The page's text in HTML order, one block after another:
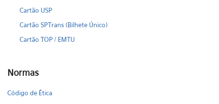
Cartão USP
Cartão SPTrans (Bilhete Único)
Cartão TOP / EMTU
Normas
Código de Ética